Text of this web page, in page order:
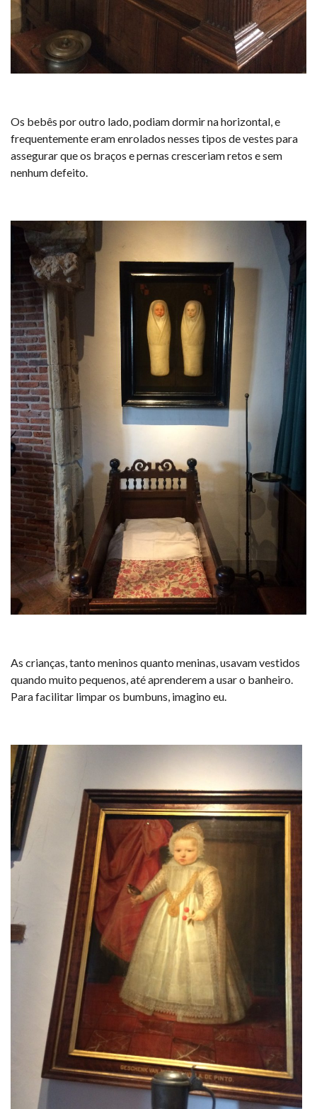
Os bebês por outro lado, podiam dormir na horizontal, e
frequentemente eram enrolados nesses tipos de vestes para
assegurar que os braços e pernas cresceriam retos e sem
nenhum defeito.
As crianças, tanto meninos quanto meninas, usavam vestidos
quando muito pequenos, até aprenderem a usar o banheiro.
Para facilitar limpar os bumbuns, imagino eu.